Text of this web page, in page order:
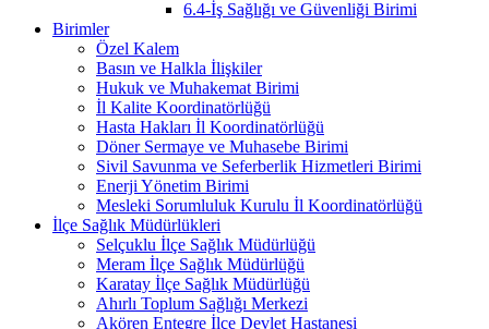
6.4-İş Sağlığı ve Güvenliği Birimi
Birimler
Özel Kalem
Basın ve Halkla İlişkiler
Hukuk ve Muhakemat Birimi
İl Kalite Koordinatörlüğü
Hasta Hakları İl Koordinatörlüğü
Döner Sermaye ve Muhasebe Birimi
Sivil Savunma ve Seferberlik Hizmetleri Birimi
Enerji Yönetim Birimi
Mesleki Sorumluluk Kurulu İl Koordinatörlüğü
İlçe Sağlık Müdürlükleri
Selçuklu İlçe Sağlık Müdürlüğü
Meram İlçe Sağlık Müdürlüğü
Karatay İlçe Sağlık Müdürlüğü
Ahırlı Toplum Sağlığı Merkezi
Akören Entegre İlçe Devlet Hastanesi